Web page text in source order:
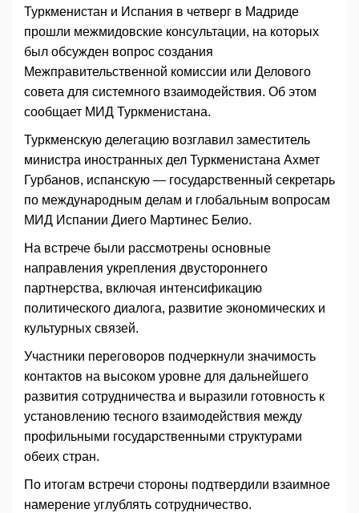
Туркменистан и Испания в четверг в Мадриде
прошли межмидовские консультации, на которых
был обсужден вопрос создания
Межправительственной комиссии или Делового
совета для системного взаимодействия. Об этом
сообщает МИД Туркменистана.
Туркменскую делегацию возглавил заместитель
министра иностранных дел Туркменистана Ахмет
Гурбанов, испанскую — государственный секретарь
по международным делам и глобальным вопросам
МИД Испании Диего Мартинес Белио.
На встрече были рассмотрены основные
направления укрепления двустороннего
партнерства, включая интенсификацию
политического диалога, развитие экономических и
культурных связей.
Участники переговоров подчеркнули значимость
контактов на высоком уровне для дальнейшего
развития сотрудничества и выразили готовность к
установлению тесного взаимодействия между
профильными государственными структурами
обеих стран.
По итогам встречи стороны подтвердили взаимное
намерение углублять сотрудничество.